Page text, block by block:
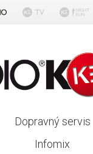
Dopravný servis
Infomix